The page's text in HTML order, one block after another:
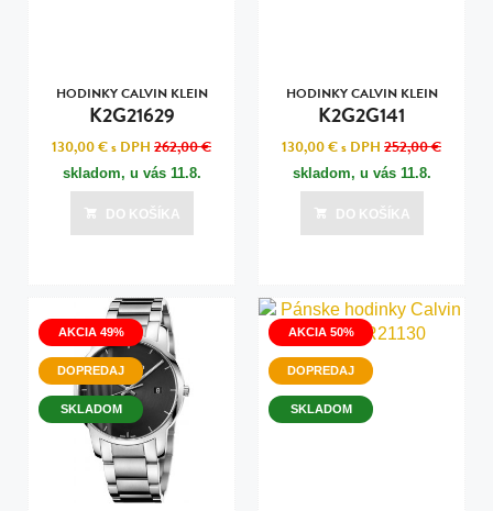
HODINKY CALVIN KLEIN
K2G21629
130,00 €s DPH 262,00 €
skladom, u vás 11.8.
DO KOŠÍKA
HODINKY CALVIN KLEIN
K2G2G141
130,00 €s DPH 252,00 €
skladom, u vás 11.8.
DO KOŠÍKA
AKCIA 49%
DOPREDAJ
SKLADOM
AKCIA 50%
DOPREDAJ
SKLADOM